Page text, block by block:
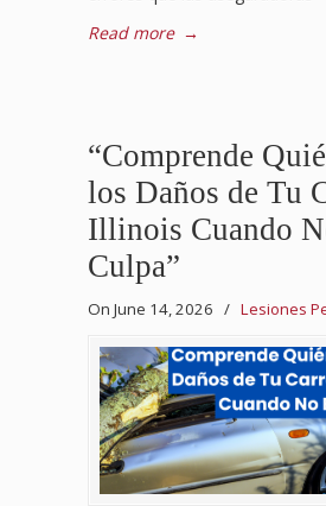
Read more →
“Comprende
los Daños de Tu
Illinois Cuando
Culpa”
On June 14, 2026 / Lesiones